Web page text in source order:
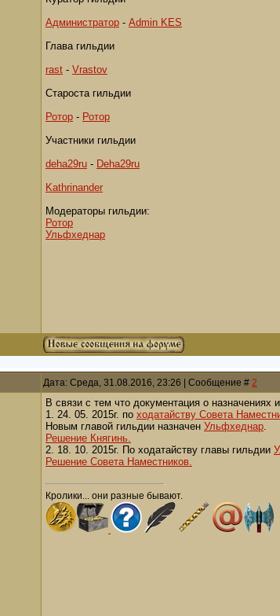
Администратор - Admin KES
Глава гильдии
rast - Vrastov
Староста гильдии
Ротор - Ротор
Участники гильдии
deha29ru - Deha29ru
Kathrinander
Модераторы гильдии:
Ротор
Ульфхеднар
Дата: Среда, 31.08.2016, 23:26 | Сообщение # 2
В связи с тем что документация о
1. 24. 05. 2015г. по ходатайству Совета
Новым главой гильдии назначен Ульфхеднар.
Решение Княгинь.
2. 18. 10. 2015г. По ходатайству главы гильдии
Решение Совета Наместников.
Кролики... они разные бывают.